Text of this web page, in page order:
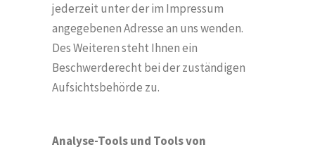
jederzeit unter der im Impressum
angegebenen Adresse an uns wenden.
Des Weiteren steht Ihnen ein
Beschwerderecht bei der zuständigen
Aufsichtsbehörde zu.
Analyse-Tools und Tools von